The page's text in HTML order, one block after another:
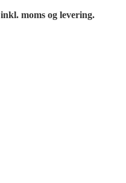
moms og levering.